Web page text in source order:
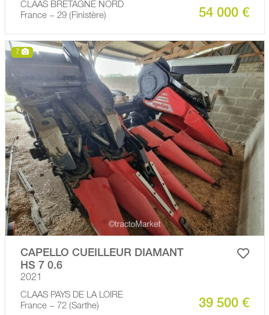
CLAAS BRETAGNE NORD
France − 29 (Finistère)
54 000 €
7
CAPELLO CUEILLEUR DIAMANT
HS 7 0.6
2021
CLAAS PAYS DE LA LOIRE
France − 72 (Sarthe)
39 500 €